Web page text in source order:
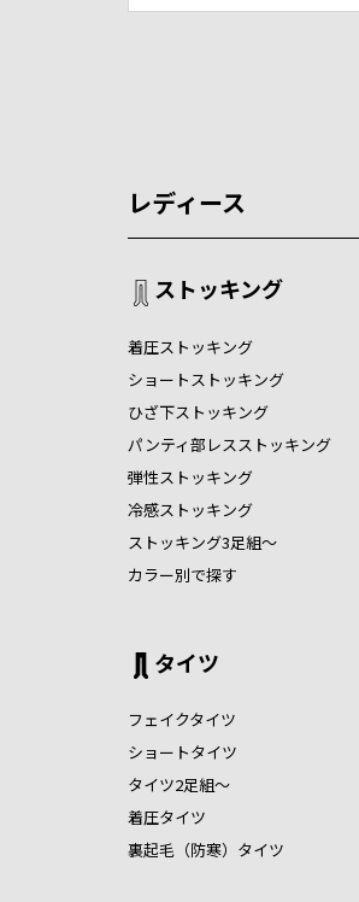
レディース
ストッキング
着圧ストッキング
ショートストッキング
ひざ下ストッキング
パンティ部レスストッキング
弾性ストッキング
冷感ストッキング
ストッキング3足組～
カラー別で探す
タイツ
フェイクタイツ
ショートタイツ
タイツ2足組～
着圧タイツ
裏起毛（防寒）タイツ